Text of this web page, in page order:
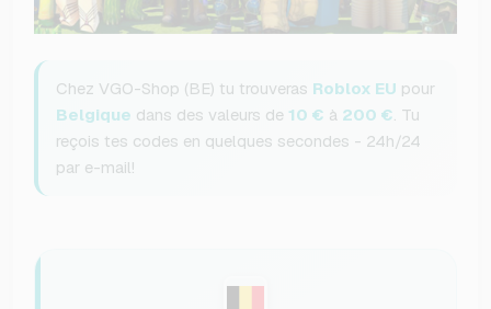
Chez VGO-Shop (BE) tu trouveras Roblox EU pour
Belgique dans des valeurs de 10 € à 200 €. Tu
reçois tes codes en quelques secondes - 24h/24
par e-mail!